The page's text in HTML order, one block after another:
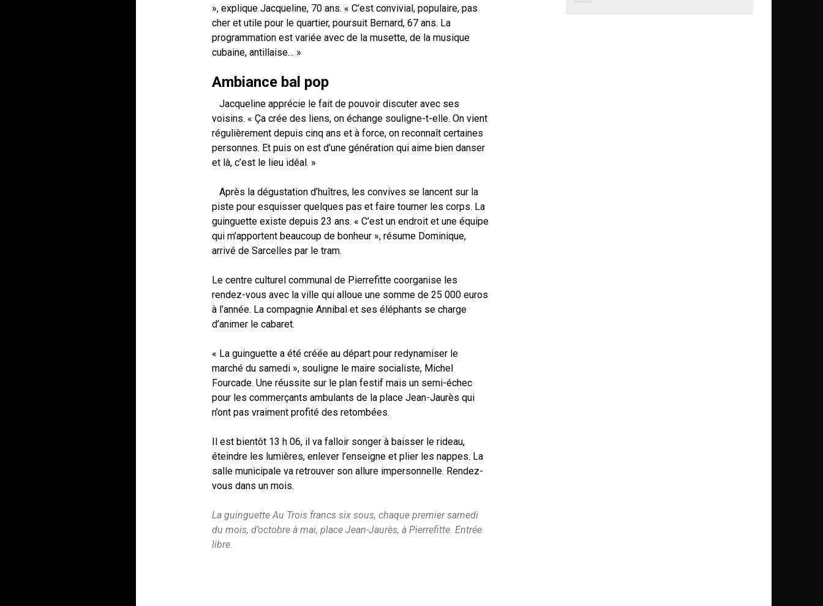
», explique Jacqueline, 70 ans. « C’est convivial, populaire, pas
cher et utile pour le quartier, poursuit Bernard, 67 ans. La
programmation est variée avec de la musette, de la musique
cubaine, antillaise… »
Ambiance bal pop
Jacqueline apprécie le fait de pouvoir discuter avec ses
voisins. « Ça crée des liens, on échange souligne-t-elle. On vient
régulièrement depuis cinq ans et à force, on reconnaît certaines
personnes. Et puis on est d’une génération qui aime bien danser
et là, c’est le lieu idéal. »
Après la dégustation d’huîtres, les convives se lancent sur la
piste pour esquisser quelques pas et faire tourner les corps. La
guinguette existe depuis 23 ans. « C’est un endroit et une équipe
qui m’apportent beaucoup de bonheur », résume Dominique,
arrivé de Sarcelles par le tram.
Le centre culturel communal de Pierrefitte coorganise les
rendez-vous avec la ville qui alloue une somme de 25 000 euros
à l’année. La compagnie Annibal et ses éléphants se charge
d’animer le cabaret.
« La guinguette a été créée au départ pour redynamiser le
marché du samedi », souligne le maire socialiste, Michel
Fourcade. Une réussite sur le plan festif mais un semi-échec
pour les commerçants ambulants de la place Jean-Jaurès qui
n’ont pas vraiment profité des retombées.
Il est bientôt 13 h 06, il va falloir songer à baisser le rideau,
éteindre les lumières, enlever l’enseigne et plier les nappes. La
salle municipale va retrouver son allure impersonnelle. Rendez-
vous dans un mois.
La guinguette Au Trois francs six sous, chaque premier samedi
du mois, d’octobre à mai, place Jean-Jaurès, à Pierrefitte. Entrée
libre.